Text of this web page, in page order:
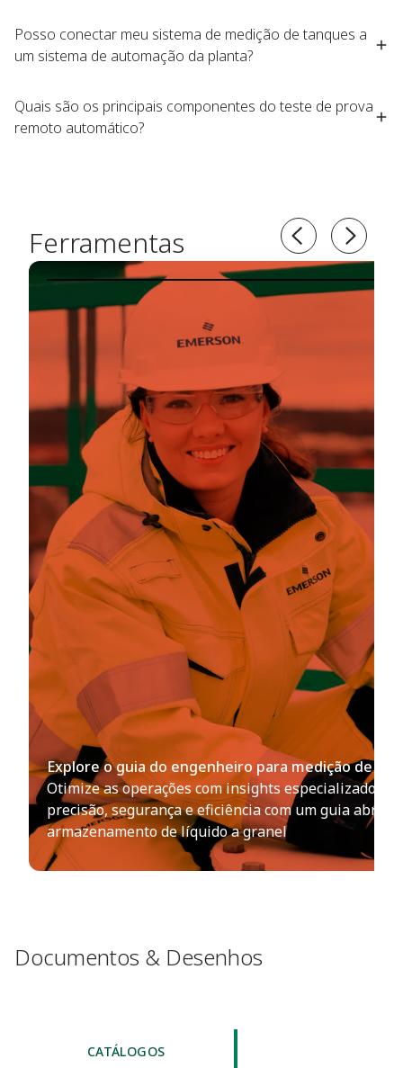
Posso conectar meu sistema de medição de tanques a
um sistema de automação da planta?
Quais são os principais componentes do teste de prova
remoto automático?
Ferramentas
Explore o guia do engenheiro para medição de
Otimize as operações com insights especializados
precisão, segurança e eficiência com um guia
armazenamento de líquido a granel​
Documentos & Desenhos
CATÁLOGOS